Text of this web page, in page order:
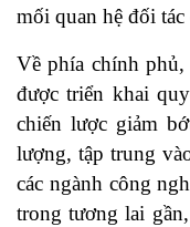
mối quan hệ đối
Về phía chính
được triển khai
chiến lược giảm
lượng, tập trung
các ngành công
trong tương lai